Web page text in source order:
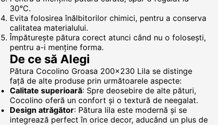
30°C.
Evita folosirea înălbitorilor chimici, pentru a conserva
calitatea materialului.
Împăturește pătura corect atunci când nu o folosești,
pentru a-i menține forma.
De ce să Alegi
Pătura Cocolino Groasa 200x230 Lila se distinge
față de alte produse prin următoarele aspecte:
Calitate superioară: Spre deosebire de alte pături,
Cocolino oferă un confort și o textură de neegalat.
Design atrăgător: Pătura lila este modernă și se
integrează perfect în orice decor, aducând un plus de